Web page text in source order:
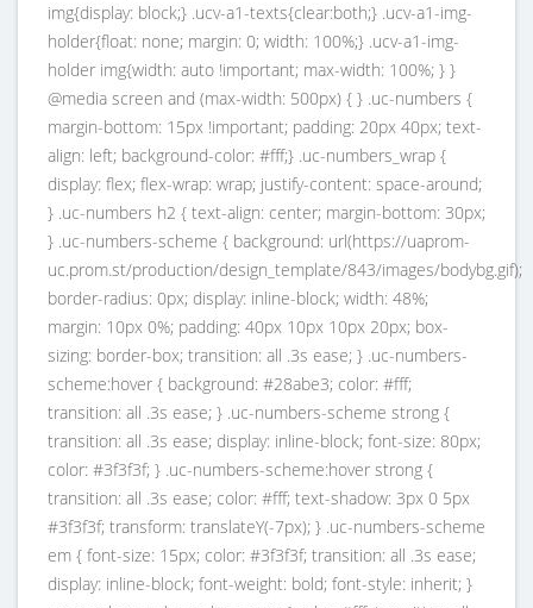
img{display: block;} .ucv-a1-texts{clear:both;} .ucv-a1-img-
holder{float: none; margin: 0; width: 100%;} .ucv-a1-img-
holder img{width: auto !important; max-width: 100%; } }
@media screen and (max-width: 500px) { } .uc-numbers {
margin-bottom: 15px !important; padding: 20px 40px; text-
align: left; background-color: #fff;} .uc-numbers_wrap {
display: flex; flex-wrap: wrap; justify-content: space-around;
} .uc-numbers h2 { text-align: center; margin-bottom: 30px;
} .uc-numbers-scheme { background: url(https://uaprom-
uc.prom.st/production/design_template/843/images/bodybg.gif);
border-radius: 0px; display: inline-block; width: 48%;
margin: 10px 0%; padding: 40px 10px 10px 20px; box-
sizing: border-box; transition: all .3s ease; } .uc-numbers-
scheme:hover { background: #28abe3; color: #fff;
transition: all .3s ease; } .uc-numbers-scheme strong {
transition: all .3s ease; display: inline-block; font-size: 80px;
color: #3f3f3f; } .uc-numbers-scheme:hover strong {
transition: all .3s ease; color: #fff; text-shadow: 3px 0 5px
#3f3f3f; transform: translateY(-7px); } .uc-numbers-scheme
em { font-size: 15px; color: #3f3f3f; transition: all .3s ease;
display: inline-block; font-weight: bold; font-style: inherit; }